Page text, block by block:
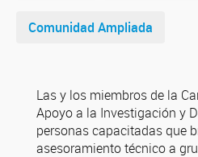
Comunidad Ampliada
Las y los miembros de la
Apoyo a la Investigación y
personas capacitadas que
asesoramiento técnico a